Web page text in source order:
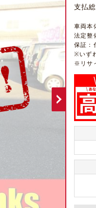
支払
車両本
法定整
保証：
※いず
※リサ